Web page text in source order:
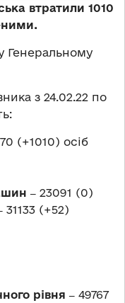
втратили 1010
Генеральному
з 24.02.22 по
(+1010) осіб
‒ 23091 (0)
31133 (+52)
рівня ‒ 49767